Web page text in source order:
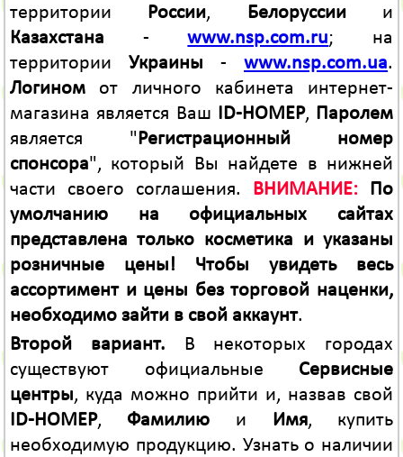
территории России, Белоруссиии
Казахстана -www.nsp.com.ru; на
территории Украины -www.nsp.com.ua.
Логиномот личного кабинета интернет-
магазина является Ваш ID-НОМЕР, Паролем
является "Регистрационный номер
спонсора", который Вы найдете в нижней
части своего соглашения. ВНИМАНИЕ:
По
умолчанию на официальных сайтах
представлена только косметика и указаны
розничные цены! Чтобы увидеть весь
ассортимент и цены без торговой наценки,
необходимо зайти в свой аккаунт.
Второй вариант. В некоторых городах
существуют официальные Сервисные
центры, куда можно прийти и, назвав свой
ID-НОМЕР, Фамилию и Имя, купить
необходимую продукцию. Узнать о наличии